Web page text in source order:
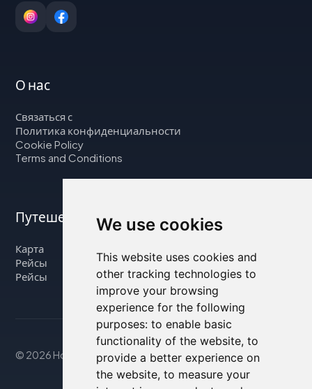
We use cookies
This website uses cookies and
other tracking technologies to
improve your browsing
experience for the following
purposes: to enable basic
functionality of the website, to
provide a better experience on
the website, to measure your
О нас
Связаться с
Политика конфиденциальности
Cookie Policy
Terms and Conditions
Путешествуйте с нами
Карта
Рейсы
Рейсы
© 2026 Housity.net